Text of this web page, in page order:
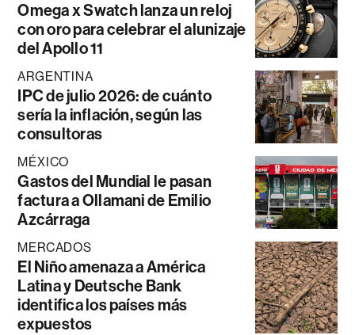
Omega x Swatch lanza un reloj
con oro para celebrar el alunizaje
del Apollo 11
ARGENTINA
IPC de julio 2026: de cuánto
sería la inflación, según las
consultoras
MÉXICO
Gastos del Mundial le pasan
factura a Ollamani de Emilio
Azcárraga
MERCADOS
El Niño amenaza a América
Latina y Deutsche Bank
identifica los países más
expuestos